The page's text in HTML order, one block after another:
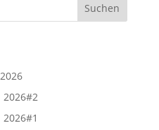
Suchen
2026#2